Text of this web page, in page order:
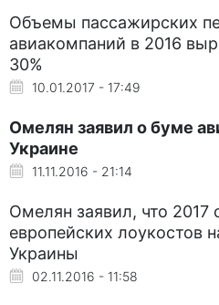
Объемы пассажирских
авиакомпаний в 2016
30%
10.01.2017 - 17:49
Омелян заявил о буме
Украине
11.11.2016 - 21:14
Омелян заявил, что 2017
европейских лоукостов
Украины
02.11.2016 - 11:58